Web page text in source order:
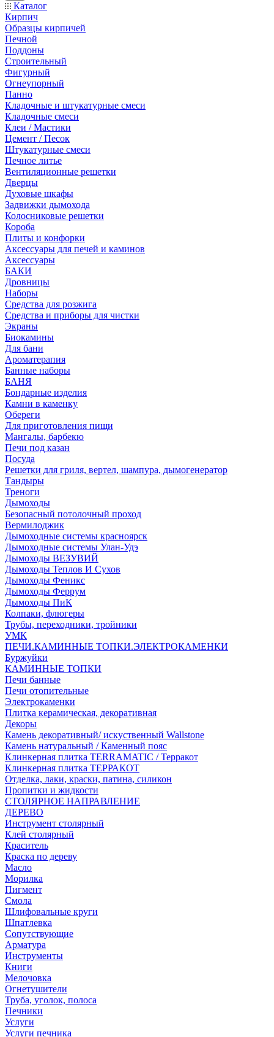
Каталог
Кирпич
Образцы кирпичей
Печной
Поддоны
Строительный
Фигурный
Огнеупорный
Панно
Кладочные и штукатурные смеси
Кладочные смеси
Клеи / Мастики
Цемент / Песок
Штукатурные смеси
Печное литье
Вентиляционные решетки
Дверцы
Духовые шкафы
Задвижки дымохода
Колосниковые решетки
Короба
Плиты и конфорки
Аксессуары для печей и каминов
Аксессуары
БАКИ
Дровницы
Наборы
Средства для розжига
Средства и приборы для чистки
Экраны
Биокамины
Для бани
Ароматерапия
Банные наборы
БАНЯ
Бондарные изделия
Камни в каменку
Обереги
Для приготовления пищи
Мангалы, барбекю
Печи под казан
Посуда
Решетки для гриля, вертел, шампура, дымогенератор
Тандыры
Треноги
Дымоходы
Безопасный потолочный проход
Вермилоджик
Дымоходные системы красноярск
Дымоходные системы Улан-Удэ
Дымоходы ВЕЗУВИЙ
Дымоходы Теплов И Сухов
Дымоходы Феникс
Дымоходы Феррум
Дымоходы ПиК
Колпаки, флюгеры
Трубы, переходники, тройники
УМК
ПЕЧИ.КАМИННЫЕ ТОПКИ.ЭЛЕКТРОКАМЕНКИ
Буржуйки
КАМИННЫЕ ТОПКИ
Печи банные
Печи отопительные
Электрокаменки
Плитка керамическая, декоративная
Декоры
Камень декоративный/ искуственный Wallstone
Камень натуральный / Каменный пояс
Клинкерная плитка TERRAMATIC / Терракот
Клинкерная плитка ТЕРРАКОТ
Отделка, лаки, краски, патина, силикон
Пропитки и жидкости
СТОЛЯРНОЕ НАПРАВЛЕНИЕ
ДЕРЕВО
Инструмент столярный
Клей столярный
Краситель
Краска по дереву
Масло
Морилка
Пигмент
Смола
Шлифовальные круги
Шпатлевка
Сопутствующие
Арматура
Инструменты
Книги
Мелочовка
Огнетушители
Труба, уголок, полоса
Печники
Услуги
Услуги печника